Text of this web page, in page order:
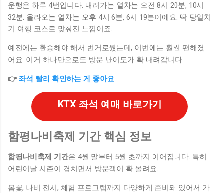
운행은 하루 4번입니다. 내려가는 열차는 오전 8시 20분, 10시
32분. 올라오는 열차는 오후 4시 6분, 6시 19분이에요. 딱 당일치
기 여행 코스로 맞춰진 느낌이죠.
예전에는 환승해야 해서 번거로웠는데, 이번에는 훨씬 편해졌
어요. 이거 하나만으로도 방문 난이도가 확 내려갑니다.
👉좌석 빨리 확인하는 게 좋아요
KTX 좌석 예매 바로가기
함평나비축제 기간 핵심 정보
함평나비축제 기간은 4월 말부터 5월 초까지 이어집니다. 특히
어린이날 시즌이 겹치면서 방문객이 확 몰려요.
봄꽃, 나비 전시, 체험 프로그램까지 다양하게 준비돼 있어서 가